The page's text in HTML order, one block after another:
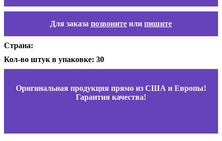
Для заказа позвоните или пишите
Страна:
Кол-во штук в упаковке: 30
Оригинальная продукция прямо из США и Европы!
Гарантия качества!